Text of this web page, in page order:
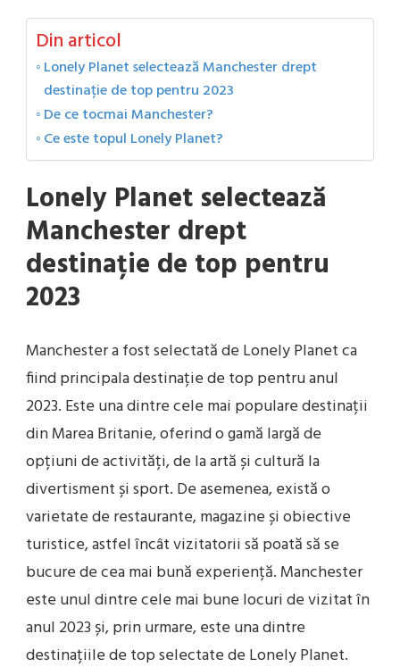
Din articol
Lonely Planet selectează Manchester drept
destinație de top pentru 2023
De ce tocmai Manchester?
Ce este topul Lonely Planet?
Lonely Planet selectează
Manchester drept
destinație de top pentru
2023
Manchester a fost selectată de Lonely Planet ca
fiind principala destinație de top pentru anul
2023. Este una dintre cele mai populare destinații
din Marea Britanie, oferind o gamă largă de
opțiuni de activități, de la artă și cultură la
divertisment și sport. De asemenea, există o
varietate de restaurante, magazine și obiective
turistice, astfel încât vizitatorii să poată să se
bucure de cea mai bună experiență. Manchester
este unul dintre cele mai bune locuri de vizitat în
anul 2023 și, prin urmare, este una dintre
destinațiile de top selectate de Lonely Planet.